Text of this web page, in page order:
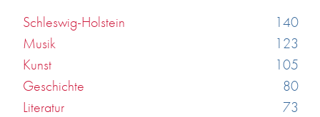
Schleswig-Holstein
140
Musik
123
Kunst
105
Geschichte
80
Literatur
73